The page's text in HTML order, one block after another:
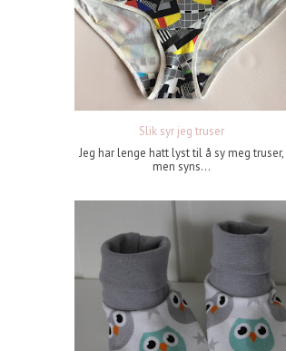
Slik syr jeg truser
Jeg har lenge hatt lyst til å sy meg truser,
men syns...